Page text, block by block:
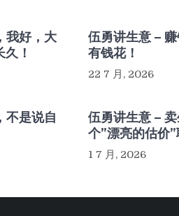
我好，大
！
伍勇讲生意 –
有钱花！
22 7 月, 2026
不是说自
伍勇讲生意 –
个”漂亮的估价”
1 7 月, 2026